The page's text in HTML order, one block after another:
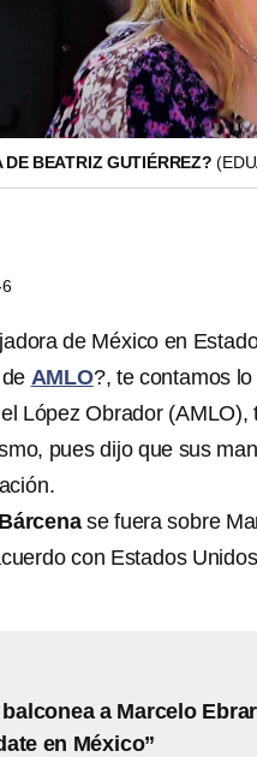
DE BEATRIZ GUTIÉRREZ?
de México en
AMLO?, te contamos
López Obrador (AMLO),
pues dijo que sus
se fuera sobre
con Estados
a Marcelo
en México”